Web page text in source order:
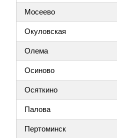
Мосеево
Окуловская
Олема
Осиново
Осяткино
Палова
Пертоминск